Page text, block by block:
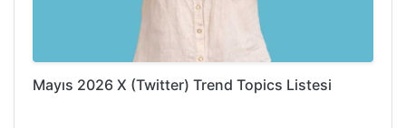
Mayıs 2026 X (Twitter) Trend Topics Listesi